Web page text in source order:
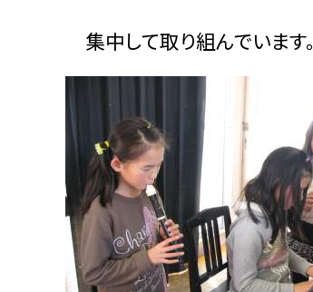
集中して取り組んでいます。